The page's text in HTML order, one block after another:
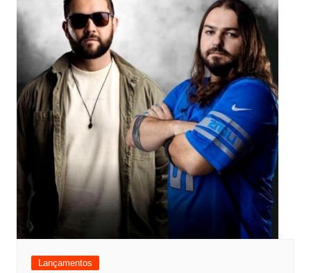
Lançamentos